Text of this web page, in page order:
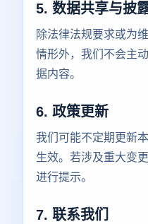
5. 数据共享与披
除法律法规要求或为
情形外，我们不会主
据内容。
6. 政策更新
我们可能不定期更新
生效。若涉及重大变
进行提示。
7. 联系我们